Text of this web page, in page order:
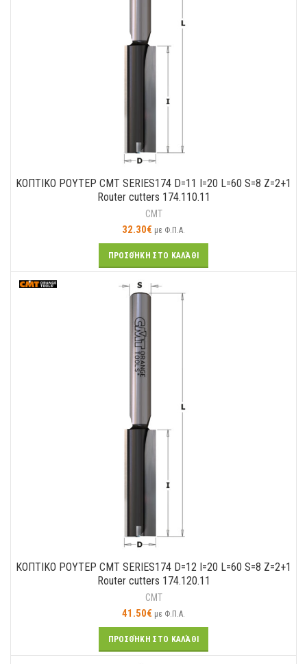
ΚΟΠΤΙΚO ΡΟΥΤΕΡ CMT SERIES174 D=11 I=20 L=60 S=8 Z=2+1
Router cutters 174.110.11
CMT
32.30€ με Φ.Π.Α.
ΠΡΟΣΘΉΚΗ ΣΤΟ ΚΑΛΆΘΙ
ΚΟΠΤΙΚO ΡΟΥΤΕΡ CMT SERIES174 D=12 I=20 L=60 S=8 Z=2+1
Router cutters 174.120.11
CMT
41.50€ με Φ.Π.Α.
ΠΡΟΣΘΉΚΗ ΣΤΟ ΚΑΛΆΘΙ